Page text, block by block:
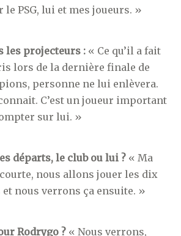
PSG, lui et mes joueurs. »
les projecteurs : « Ce qu’il a fait
lors de la dernière finale de
personne ne lui enlèvera.
C’est un joueur important
sur lui. »
départs, le club ou lui ? « Ma
nous allons jouer les dix
nous verrons ça ensuite. »
Rodrygo ? « Nous verrons,